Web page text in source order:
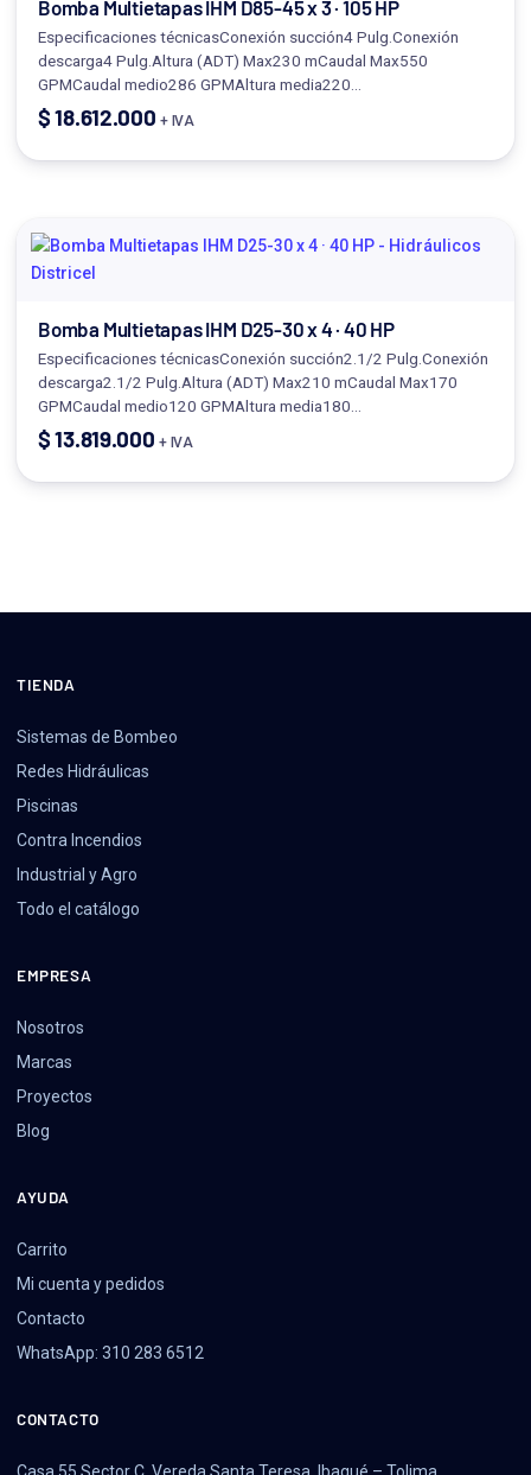
Bomba Multietapas IHM D85-45 x 3 · 105 HP
Especificaciones técnicasConexión succión4 Pulg.Conexión
descarga4 Pulg.Altura (ADT) Max230 mCaudal Max550
GPMCaudal medio286 GPMAltura media220…
$18.612.000 + IVA
Bomba Multietapas IHM D25-30 x 4 · 40 HP
Especificaciones técnicasConexión succión2.1/2 Pulg.Conexión
descarga2.1/2 Pulg.Altura (ADT) Max210 mCaudal Max170
GPMCaudal medio120 GPMAltura media180…
$13.819.000 + IVA
TIENDA
Sistemas de Bombeo
Redes Hidráulicas
Piscinas
Contra Incendios
Industrial y Agro
Todo el catálogo
EMPRESA
Nosotros
Marcas
Proyectos
Blog
AYUDA
Carrito
Mi cuenta y pedidos
Contacto
WhatsApp: 310 283 6512
CONTACTO